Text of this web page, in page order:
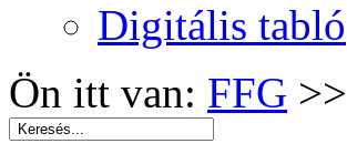
Digitális tabló
Ön itt van: FFG >>